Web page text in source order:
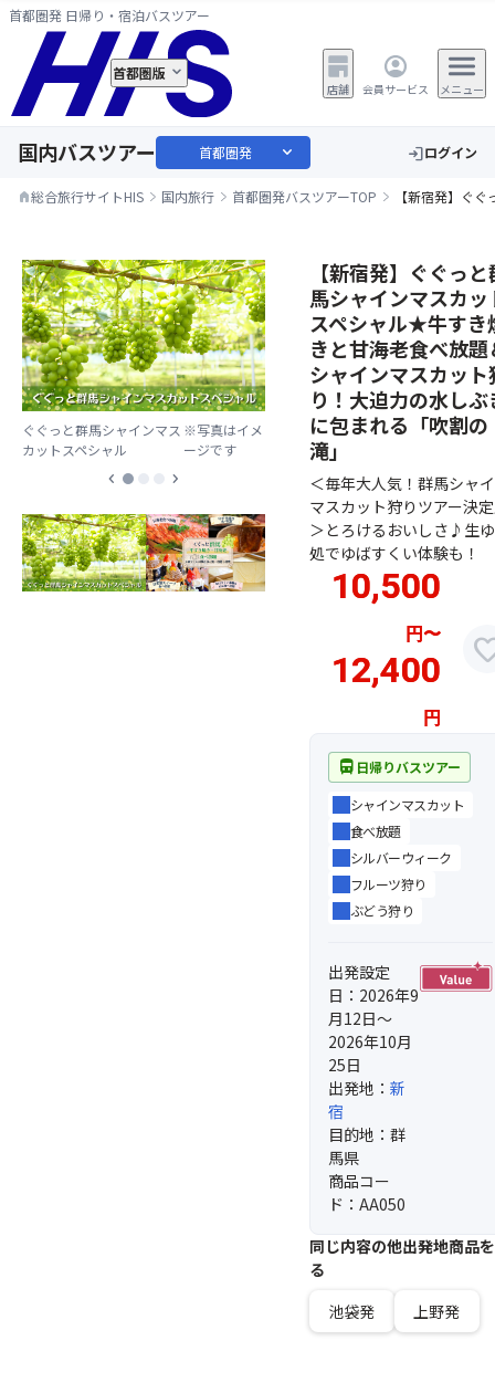
首都圏発 日帰り・宿泊バスツアー
首都圏版
店舗 会員サービス メニュー
国内バスツアー 首都圏発 expand_more loginログイン
home総合旅行サイトHIS 国内旅行 首都圏発バスツアーTOP 【新宿発】ぐ
ぐぐっと群馬シャインマス
カットスペシャル
※写真はイメ
ージです
chevron_left chevron_right
【新宿発】ぐぐっと
馬シャインマスカッ
スペシャル★牛すき
きと甘海老食べ放題
シャインマスカット
り！大迫力の水しぶ
に包まれる「吹割の
滝」
＜毎年大人気！群馬シャ
マスカット狩りツアー決
＞とろけるおいしさ♪生
処でゆばすくい体験も！
10,500
円〜
12,400
円
directions_bus 日帰りバスツアー
シャインマスカット
食べ放題
シルバーウィーク
フルーツ狩り
ぶどう狩り
出発設定
日：2026年9
月12日～
2026年10月
25日
出発地： 新
宿
目的地：群
馬県
商品コー
ド：AA050
同じ内容の他出発地商品
る
池袋発
上野発